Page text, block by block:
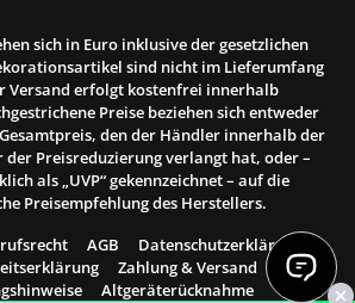
sich in Euro inklusive der gesetzlichen
sind nicht im Lieferumfang
Versand erfolgt kostenfrei innerhalb
Preise beziehen sich entweder
den der Händler innerhalb der
der Preisreduzierung verlangt hat, oder –
als „UVP“ gekennzeichnet – auf die
Preisempfehlung des Herstellers.
AGB
Datenschutzerklärung
Zahlung & Versand
Altgeräterücknahme